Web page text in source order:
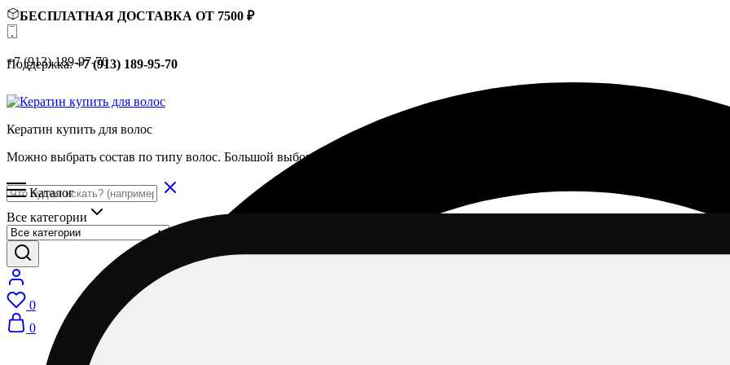
БЕСПЛАТНАЯ ДОСТАВКА ОТ 7500 ₽
+7 (913) 189-97-70
Поддержка:+7 (913) 189-95-70
Кератин купить для волос
Можно выбрать состав по типу волос. Большой выбор составов, инструментов и материалов. Ищешь Кератин купить? Закажи у
Все категории
0
0
Каталог